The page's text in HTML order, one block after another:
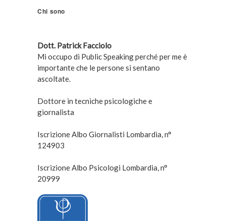
Chi sono
Dott. Patrick Facciolo
Mi occupo di Public Speaking perché per me è
importante che le persone si sentano
ascoltate.
Dottore in tecniche psicologiche e
giornalista
Iscrizione Albo Giornalisti Lombardia, n°
124903
Iscrizione Albo Psicologi Lombardia, n°
20999